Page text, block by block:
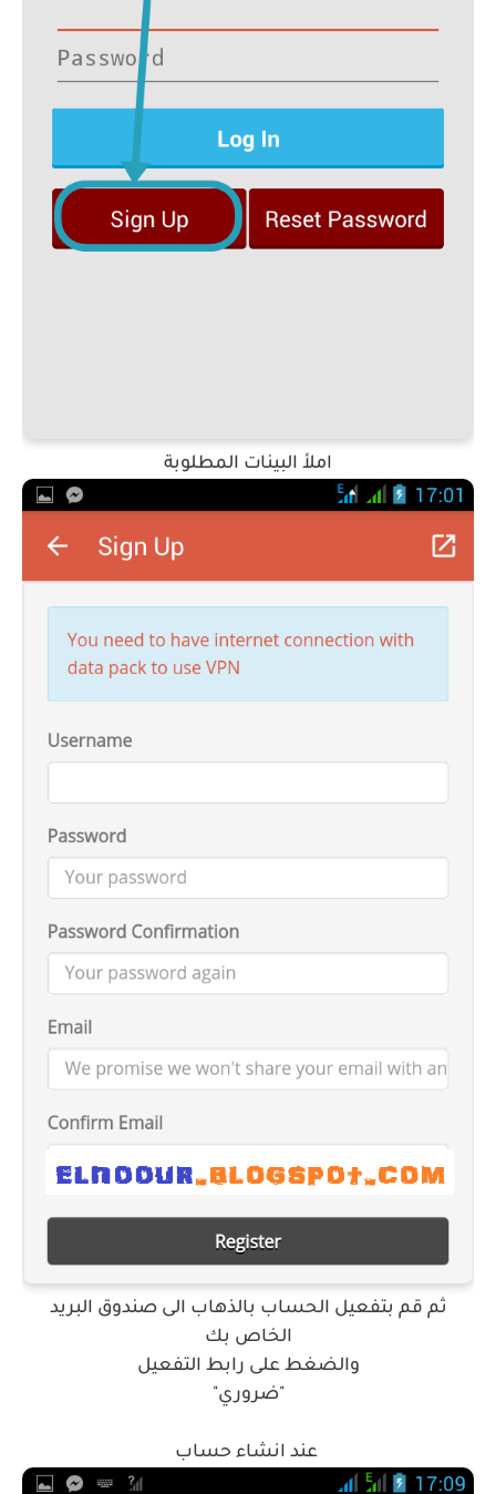
املأ البينات المطلوبة
ثم قم بتفعيل الحساب بالذهاب الى صندوق البريد
الخاص بك
والضغط على رابط التفعيل
"ضروري"
عند انشاء حساب